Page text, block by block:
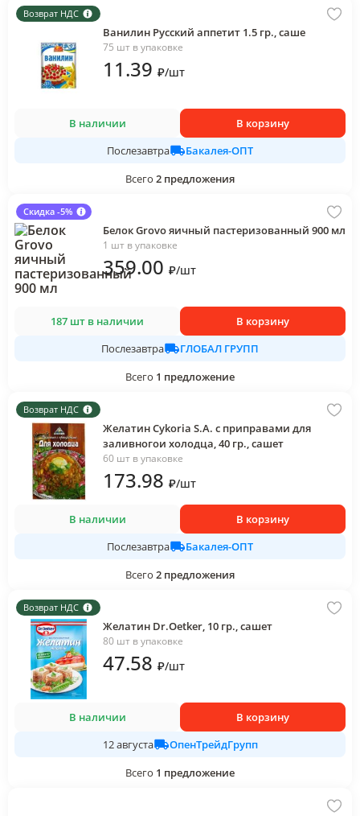
Возврат НДС
Ванилин Русский аппетит 1.5 гр., саше
75 шт в упаковке
11.39 ₽/шт
В наличии
В корзину
Послезавтра
Бакалея-ОПТ
Всего 2 предложения
Скидка -5%
Белок Grovo яичный пастеризованный 900 мл
1 шт в упаковке
359.00 ₽/шт
187 шт в наличии
В корзину
Послезавтра
ГЛОБАЛ ГРУПП
Всего 1 предложение
Возврат НДС
Желатин Cykoria S.A. с приправами для
заливногои холодца, 40 гр., сашет
60 шт в упаковке
173.98 ₽/шт
В наличии
В корзину
Послезавтра
Бакалея-ОПТ
Всего 2 предложения
Возврат НДС
Желатин Dr.Oetker, 10 гр., сашет
80 шт в упаковке
47.58 ₽/шт
В наличии
В корзину
12 августа
ОпенТрейдГрупп
Всего 1 предложение